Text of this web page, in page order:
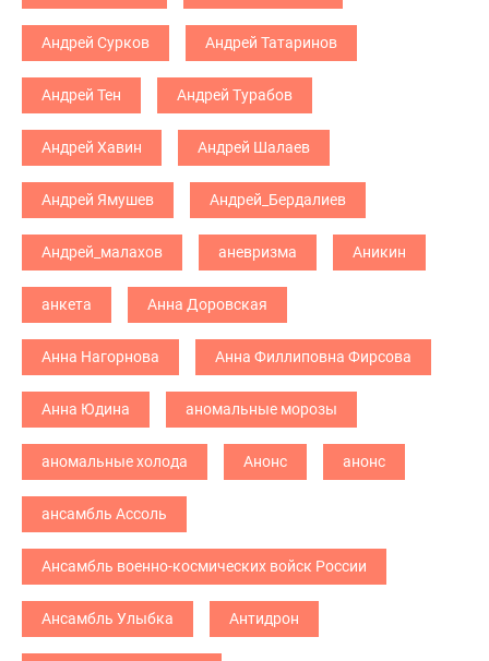
Андрей Сурков Андрей Татаринов
Андрей Тен Андрей Турабов
Андрей Хавин Андрей Шалаев
Андрей Ямушев Андрей_Бердалиев
Андрей_малахов аневризма Аникин
анкета Анна Доровская
Анна Нагорнова Анна Филлиповна Фирсова
Анна Юдина аномальные морозы
аномальные холода Анонс анонс
ансамбль Ассоль
Ансамбль военно-космических войск России
Ансамбль Улыбка Антидрон